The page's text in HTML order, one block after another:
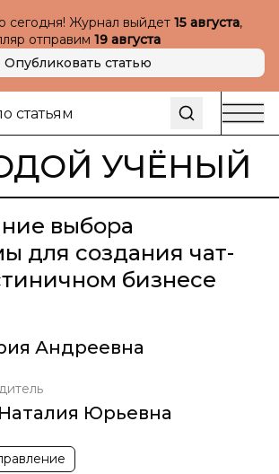
сегодня! Журнал выйдет 15 августа,
отправим 19 августа
Опубликовать статью
УЧЁНЫЙ
выбора
для создания чат-
бизнесе
Андреевна
Юрьевна